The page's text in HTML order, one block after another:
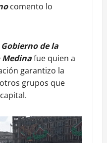
comento lo
de la
fue quien a
garantizo la
grupos que